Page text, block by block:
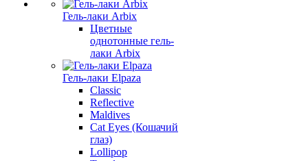
Гель-лаки Arbix
Цветные
однотонные гель-
лаки Arbix
Гель-лаки Elpaza
Classic
Reflective
Maldives
Cat Eyes (Кошачий
глаз)
Lollipop